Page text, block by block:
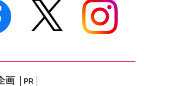
画 PR